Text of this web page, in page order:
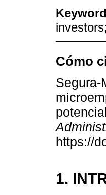
Cómo
Segura-
https://
1.